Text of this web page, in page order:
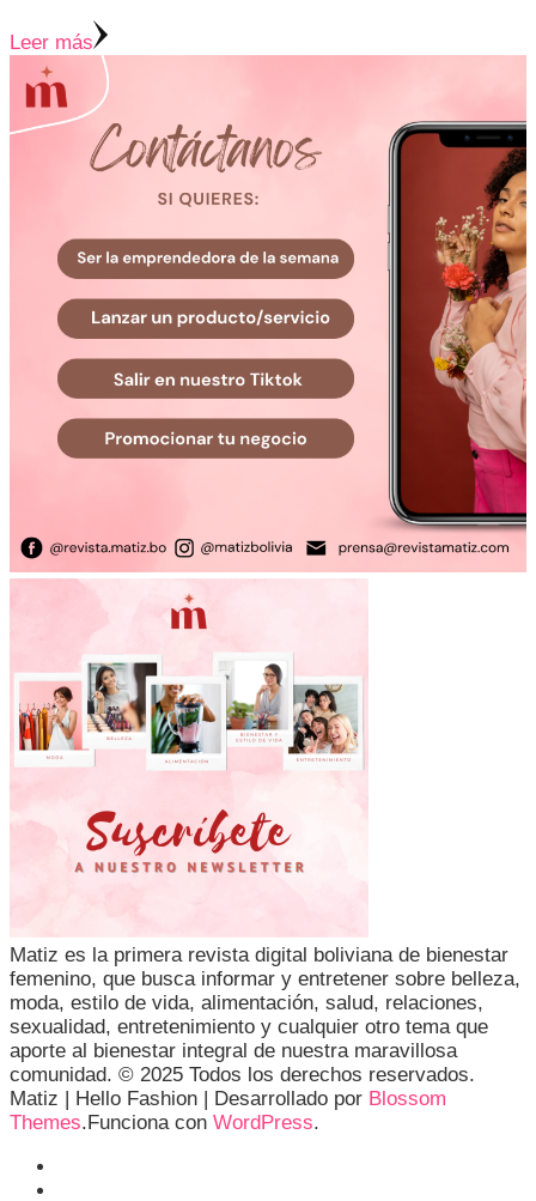
Leer más
Matiz es la primera revista digital boliviana de bienestar
femenino, que busca informar y entretener sobre belleza,
moda, estilo de vida, alimentación, salud, relaciones,
sexualidad, entretenimiento y cualquier otro tema que
aporte al bienestar integral de nuestra maravillosa
comunidad. © 2025 Todos los derechos reservados.
Matiz | Hello Fashion | Desarrollado por Blossom
Themes.Funciona con WordPress.